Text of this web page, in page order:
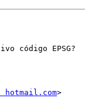
código EPSG?
>